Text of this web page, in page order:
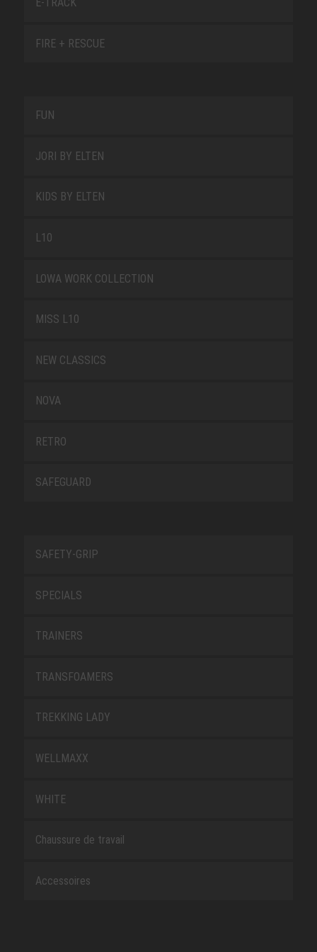
FIRE + RESCUE
FUN
JORI BY ELTEN
KIDS BY ELTEN
L10
LOWA WORK COLLECTION
MISS L10
NEW CLASSICS
NOVA
RETRO
SAFEGUARD
SAFETY-GRIP
SPECIALS
TRAINERS
TRANSFOAMERS
TREKKING LADY
WELLMAXX
WHITE
Chaussure de travail
Accessoires